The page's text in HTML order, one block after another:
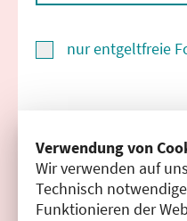
Verwendung von
Wir verwenden auf
Technisch
Funktionieren der
nur entgeltfreie
Filter